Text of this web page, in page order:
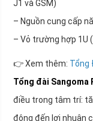
J1 và GSM)
– Nguồn cung cấp
– Vỏ trường hợp
👉 Xem thêm: Tổng
Tổng đài Sangoma
điều trong tâm trí:
động đến lợi nhuận